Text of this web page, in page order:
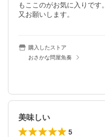
もここのがお気に入りです。
又お願いします。
購入したストア
おさかな問屋魚奏
美味しい
5